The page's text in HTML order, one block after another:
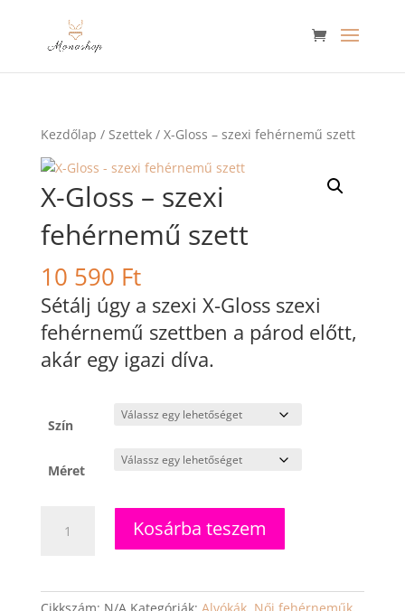
Kezdőlap / Szettek/ X-Gloss – szexi fehérnemű szett
X-Gloss – szexi
fehérnemű szett
10 590 Ft
Sétálj úgy a szexi X-Gloss szexi
fehérnemű szettben a párod előtt,
akár egy igazi díva.
Szín
Méret
Gloss
fehérnemű
Kosárba teszem